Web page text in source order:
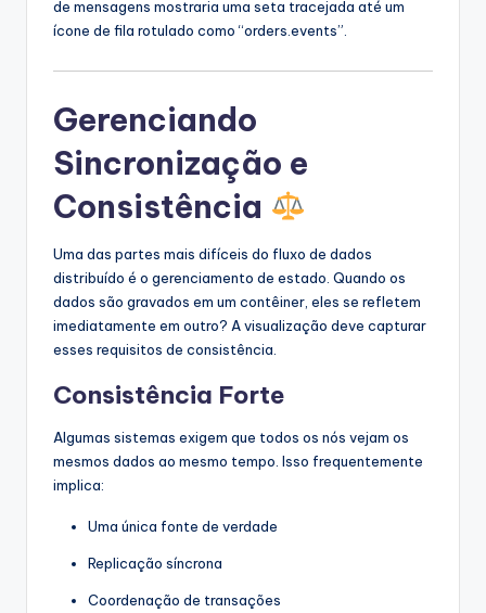
de mensagens mostraria uma seta tracejada até um
ícone de fila rotulado como “orders.events”.
Gerenciando
Sincronização e
Consistência
Uma das partes mais difíceis do fluxo de dados
distribuído é o gerenciamento de estado. Quando os
dados são gravados em um contêiner, eles se refletem
imediatamente em outro? A visualização deve capturar
esses requisitos de consistência.
Consistência Forte
Algumas sistemas exigem que todos os nós vejam os
mesmos dados ao mesmo tempo. Isso frequentemente
implica:
Uma única fonte de verdade
Replicação síncrona
Coordenação de transações